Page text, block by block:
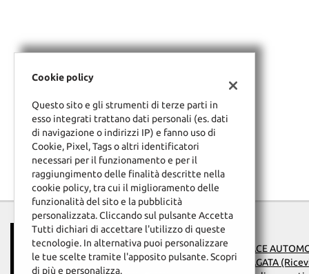
PACE
PAGATA
Cookie policy
Questo sito e gli strumenti di terze parti in
esso integrati trattano dati personali (es. dati
di navigazione o indirizzi IP) e fanno uso di
Cookie, Pixel, Tags o altri identificatori
necessari per il funzionamento e per il
raggiungimento delle finalità descritte nella
cookie policy, tra cui il miglioramento delle
funzionalità del sito e la pubblicità
personalizzata. Cliccando sul pulsante Accetta
Tutti dichiari di accettare l'utilizzo di queste
tecnologie. In alternativa puoi personalizzare
le tue scelte tramite l'apposito pulsante. Scopri
di più e personalizza.
Leggi